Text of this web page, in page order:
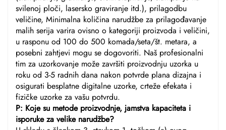
svilenoj ploči, lasersko graviranje itd.), prilagodbu
veličine, Minimalna količina narudžbe za prilagođavanje
malih serija varira ovisno o kategoriji proizvoda i veličini,
u rasponu od 100 do 500 komada/seta/št. metara, a
posebni zahtjevi mogu se dogovoriti. Naš profesionalni
tim za uzorkovanje može završiti proizvodnju uzorka u
roku od 3-5 radnih dana nakon potvrde plana dizajna i
osigurati besplatne digitalne uzorke, crteže efekata i
fizičke uzorke za vašu potvrdu.
P: Koje su metode proizvodnje, jamstva kapaciteta i
isporuke za velike narudžbe?